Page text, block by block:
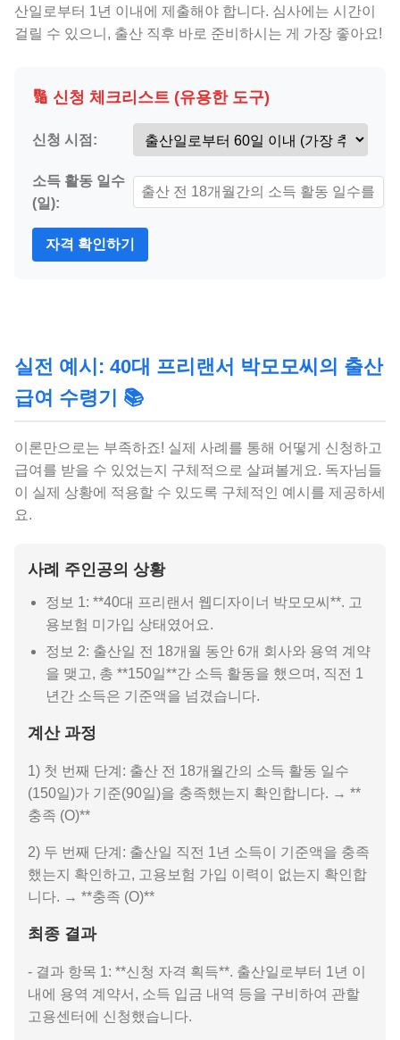
산일로부터 1년 이내에 제출해야 합니다. 심사에는 시간이
걸릴 수 있으니, 출산 직후 바로 준비하시는 게 가장 좋아요!
🔢 신청 체크리스트 (유용한 도구)
신청 시점:
소득 활동 일수
(일):
자격 확인하기
실전 예시: 40대 프리랜서 박모모씨의 출산
급여 수령기 📚
이론만으로는 부족하죠! 실제 사례를 통해 어떻게 신청하고
급여를 받을 수 있었는지 구체적으로 살펴볼게요. 독자님들
이 실제 상황에 적용할 수 있도록 구체적인 예시를 제공하세
요.
사례 주인공의 상황
정보 1: **40대 프리랜서 웹디자이너 박모모씨**. 고
용보험 미가입 상태였어요.
정보 2: 출산일 전 18개월 동안 6개 회사와 용역 계약
을 맺고, 총 **150일**간 소득 활동을 했으며, 직전 1
년간 소득은 기준액을 넘겼습니다.
계산 과정
1) 첫 번째 단계: 출산 전 18개월간의 소득 활동 일수
(150일)가 기준(90일)을 충족했는지 확인합니다. → **
충족 (O)**
2) 두 번째 단계: 출산일 직전 1년 소득이 기준액을 충족
했는지 확인하고, 고용보험 가입 이력이 없는지 확인합
니다. → **충족 (O)**
최종 결과
- 결과 항목 1: **신청 자격 획득**. 출산일로부터 1년 이
내에 용역 계약서, 소득 입금 내역 등을 구비하여 관할
고용센터에 신청했습니다.